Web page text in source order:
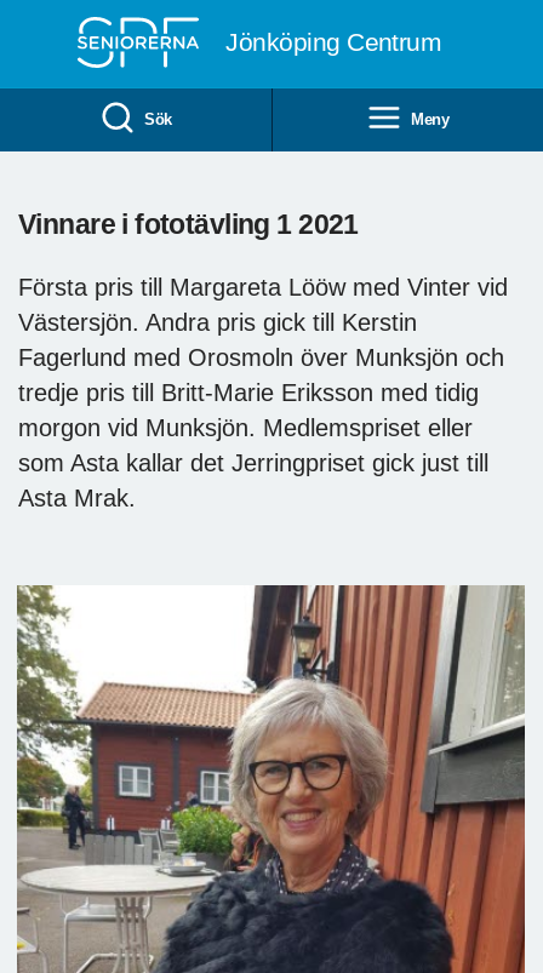
Jönköping Centrum
Sök Meny
Vinnare i fototävling 1 2021
Första pris till Margareta Lööw med Vinter vid
Västersjön. Andra pris gick till Kerstin
Fagerlund med Orosmoln över Munksjön och
tredje pris till Britt-Marie Eriksson med tidig
morgon vid Munksjön. Medlemspriset eller
som Asta kallar det Jerringpriset gick just till
Asta Mrak.